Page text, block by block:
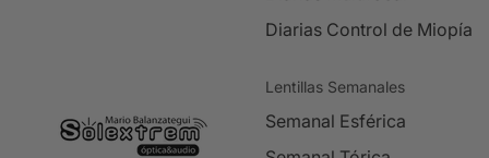
Diarias Control de Miopía
Lentillas Semanales
Semanal Esférica